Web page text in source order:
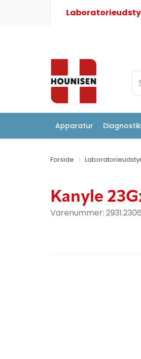
Apparatur Diagnostik
Forside
Kanyle
Varenummer: 2931.2306